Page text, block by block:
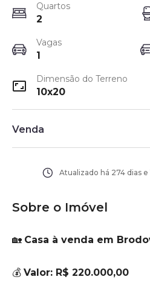
Quartos
2
Vagas
1
Dimensão do Terreno
10x20
Venda
Atualizado há 274 dias
Sobre o Imóvel
🏡 Casa à venda em
💰 Valor: R$ 220.000,00